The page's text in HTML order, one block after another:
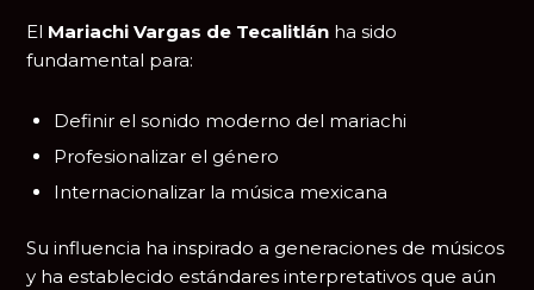
El Mariachi Vargas de Tecalitlán ha sido
fundamental para:
Definir el sonido moderno del mariachi
Profesionalizar el género
Internacionalizar la música mexicana
Su influencia ha inspirado a generaciones de músicos
y ha establecido estándares interpretativos que aún